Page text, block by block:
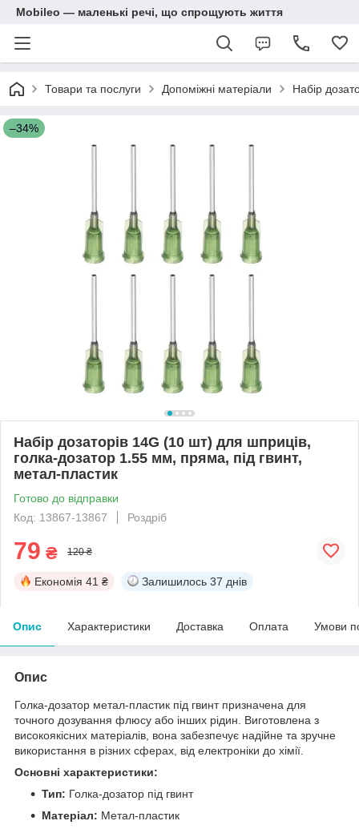
Mobileo — маленькі речі, що спрощують життя
Товари та послуги Допоміжні матеріали Набір
–34%
Набір дозаторів 14G (10 шт) для шприців,
голка-дозатор 1.55 мм, пряма, під гвинт,
метал-пластик
Готово до відправки
Код: 13867-13867
Роздріб
79 ₴ 120 ₴
Економія 41 ₴ Залишилось 37 днів
Опис Характеристики Доставка Оплата Умови
Опис
Голка-дозатор метал-пластик під гвинт призначена для
точного дозування флюсу або інших рідин. Виготовлена з
високоякісних матеріалів, вона забезпечує надійне та зручне
використання в різних сферах, від електроніки до хімії.
Основні характеристики:
Тип: Голка-дозатор під гвинт
Матеріал: Метал-пластик